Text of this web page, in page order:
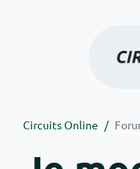
Circuits Online